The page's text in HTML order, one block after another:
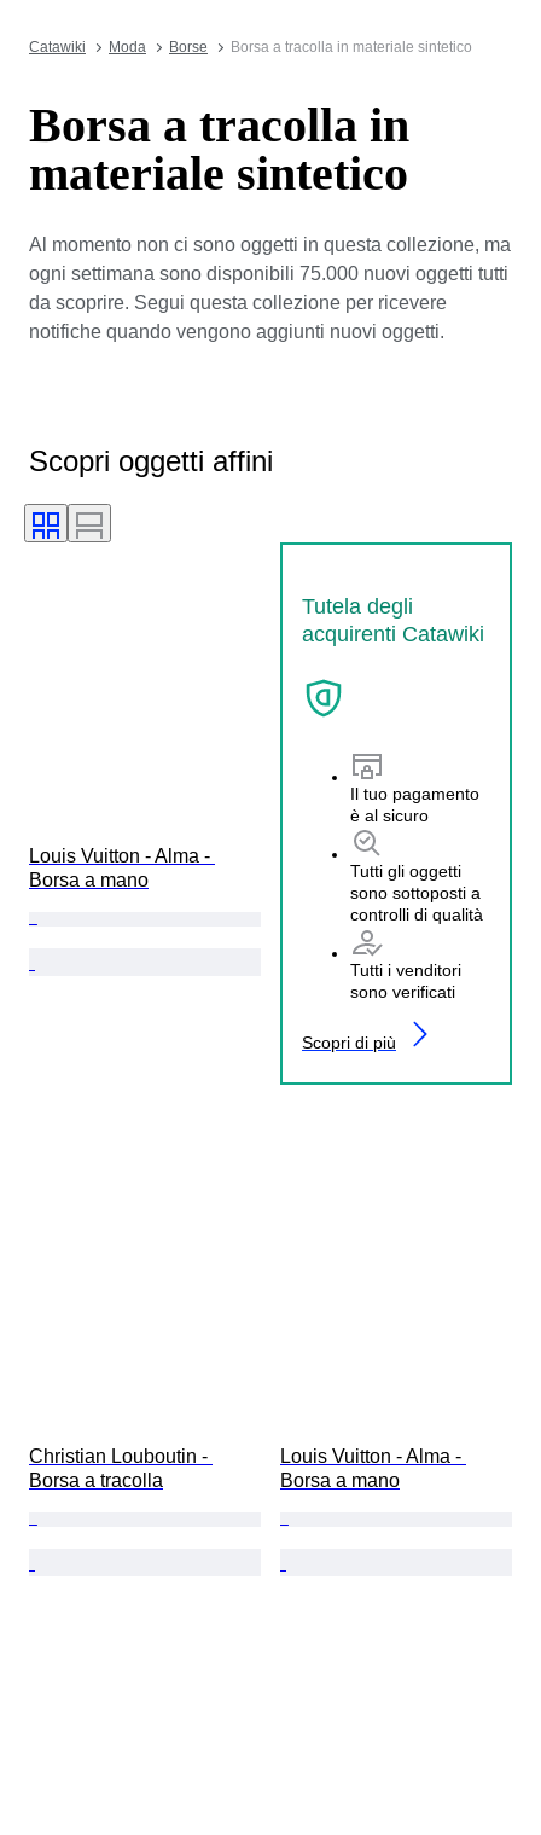
Catawiki Moda Borse Borsa a tracolla in materiale sintetico
Borsa a tracolla in
materiale sintetico
Al momento non ci sono oggetti in questa collezione, ma
ogni settimana sono disponibili 75.000 nuovi oggetti tutti
da scoprire. Segui questa collezione per ricevere
notifiche quando vengono aggiunti nuovi oggetti.
Scopri oggetti affini
Tutela degli
acquirenti Catawiki
Il tuo pagamento
è al sicuro
Tutti gli oggetti
sono sottoposti a
controlli di qualità
Tutti i venditori
sono verificati
Scopri di più
Louis Vuitton - Alma -
Borsa a mano
Christian Louboutin -
Borsa a tracolla
Louis Vuitton - Alma -
Borsa a mano